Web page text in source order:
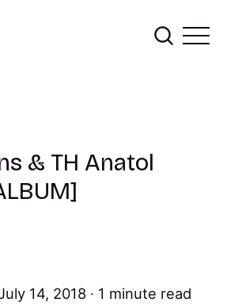
14, 2018 1 minute read
& TH Anatol